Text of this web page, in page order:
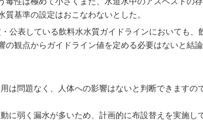
基準の設定はおこなわないとした。
公表している飲料水水質ガイドラインにおいても、
の観点からガイドライン値を定める必要はないと結
は問題なく、人体への影響はないと判断できますの
に弱く漏水が多いため、計画的に布設替えを実施し